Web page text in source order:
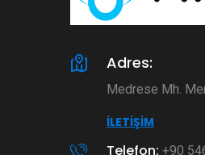
Adres:
Medrese Mh.
İLETIŞIM
Telefon: +90